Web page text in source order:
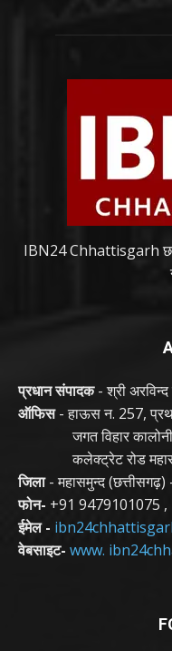
IBN24 Chhattisgarh
प्रधान संपादक- श्री
ऑफिस- हाऊस न. 257,
जगत विहार
कलेक्ट्रेट रोड
जिला- महासमुन्द
फोन- +91 9479101075 ,
ईमेल -
वेबसाइट- www.